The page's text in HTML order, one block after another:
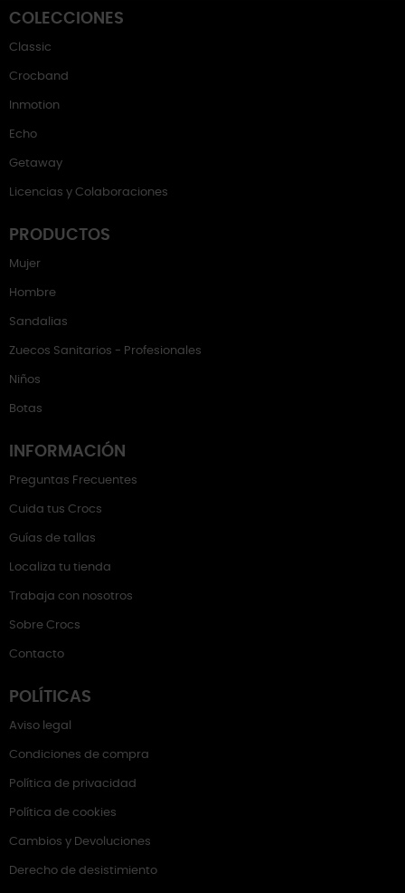
COLECCIONES
Classic
Crocband
Inmotion
Echo
Getaway
Licencias y Colaboraciones
PRODUCTOS
Mujer
Hombre
Sandalias
Zuecos Sanitarios - Profesionales
Niños
Botas
INFORMACIÓN
Preguntas Frecuentes
Cuida tus Crocs
Guías de tallas
Localiza tu tienda
Trabaja con nosotros
Sobre Crocs
Contacto
POLÍTICAS
Aviso legal
Condiciones de compra
Política de privacidad
Política de cookies
Cambios y Devoluciones
Derecho de desistimiento